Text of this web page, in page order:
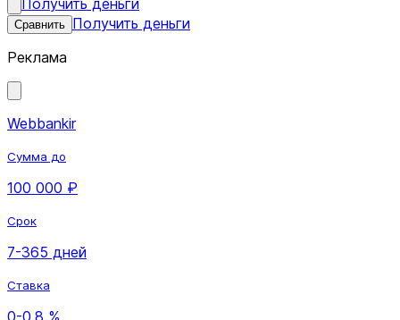
Сравнить Получить деньги
Реклама
Webbankir
Сумма до
100 000 ₽
Срок
7-365 дней
Ставка
0-0,8 %